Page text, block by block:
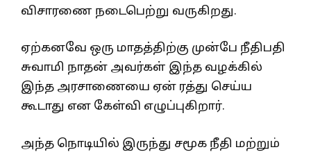
விசாரணை நடைபெற்று வருகிறது.
ஏற்கனவே ஒரு மாதத்திற்கு முன்பே நீதிபதி
சுவாமி நாதன் அவர்கள் இந்த வழக்கில்
இந்த அரசாணையை ஏன் ரத்து செய்ய
கூடாது என கேள்வி எழுப்புகிறார்.
அந்த நொடியில் இருந்து சமூக நீதி மற்றும்